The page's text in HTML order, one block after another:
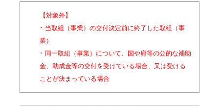
【対象外】
･ 当取組（事業）の交付決定前に終了した取組（事
業）
･ 同一取組（事業）について、国や府等の公的な補助
金、助成金等の交付を受けている場合、又は受ける
ことが決まっている場合